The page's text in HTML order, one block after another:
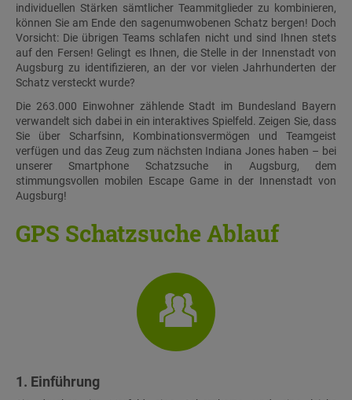
individuellen Stärken sämtlicher Teammitglieder zu kombinieren,
können Sie am Ende den sagenumwobenen Schatz bergen! Doch
Vorsicht: Die übrigen Teams schlafen nicht und sind Ihnen stets
auf den Fersen! Gelingt es Ihnen, die Stelle in der Innenstadt von
Augsburg zu identifizieren, an der vor vielen Jahrhunderten der
Schatz versteckt wurde?
Die 263.000 Einwohner zählende Stadt im Bundesland Bayern
verwandelt sich dabei in ein interaktives Spielfeld. Zeigen Sie, dass
Sie über Scharfsinn, Kombinationsvermögen und Teamgeist
verfügen und das Zeug zum nächsten Indiana Jones haben – bei
unserer Smartphone Schatzsuche in Augsburg, dem
stimmungsvollen mobilen Escape Game in der Innenstadt von
Augsburg!
GPS Schatzsuche Ablauf
1. Einführung